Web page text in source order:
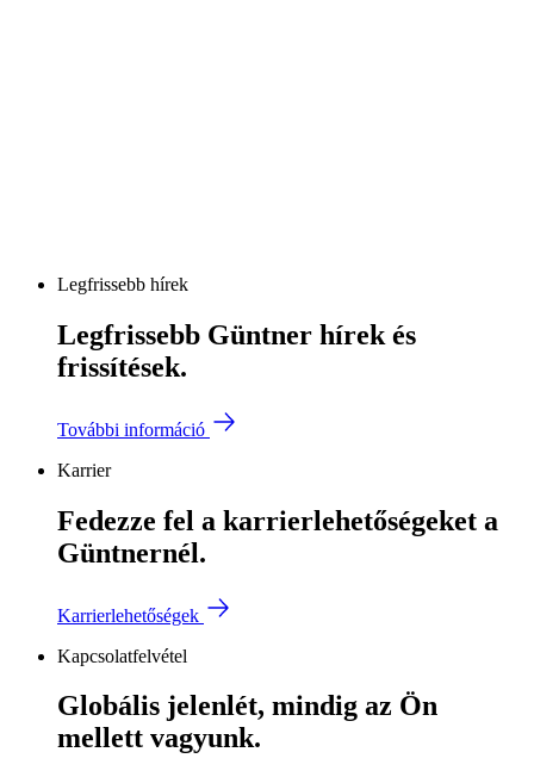
Legfrissebb hírek
Legfrissebb Güntner hírek és
frissítések.
További információ
Karrier
Fedezze fel a karrierlehetőségeket a
Güntnernél.
Karrierlehetőségek
Kapcsolatfelvétel
Globális jelenlét, mindig az Ön
mellett vagyunk.